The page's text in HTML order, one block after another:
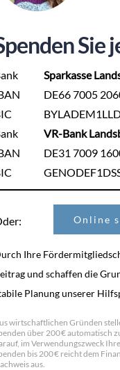
Sie
Sparkasse
DE66 7005
VR-Bank
DE31 7009
Online
Ihre
und schaffen die
Planung unserer
wirtschaftlichen Gründen
über 200 € automatisch
im Verwendungszweck
bis 200 € reicht dem
aus.